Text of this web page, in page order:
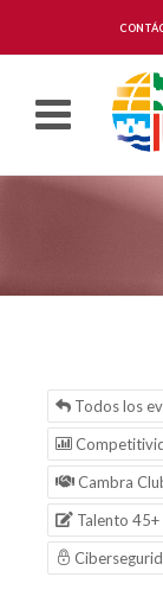
Todos los
Cambra
Talento 45+